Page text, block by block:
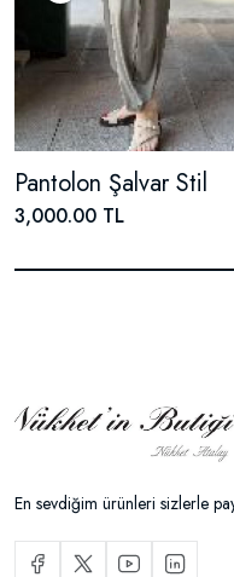
Pantolon Şalvar Stil
3,000.00 TL
En sevdiğim ürünleri sizlerle